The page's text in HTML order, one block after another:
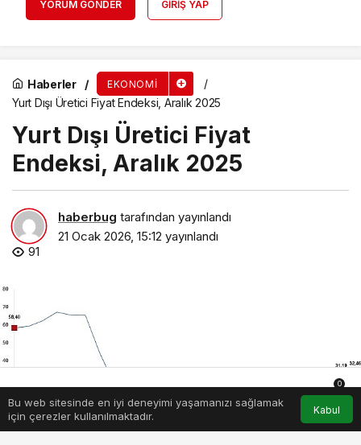
YORUM GÖNDER GIRIŞ YAP
Haberler EKONOMI
Yurt Dışı Üretici Fiyat Endeksi, Aralık 2025
Yurt Dışı Üretici Fiyat
Endeksi, Aralık 2025
haberbug tarafından yayınlandı
21 Ocak 2026, 15:12 yayınlandı
91
Bu web sitesinde en iyi deneyimi yaşamanızı sağlamak
için çerezler kullanılmaktadır.
Kabul
Anasayfa Akış Hesabım Bildirimler
0